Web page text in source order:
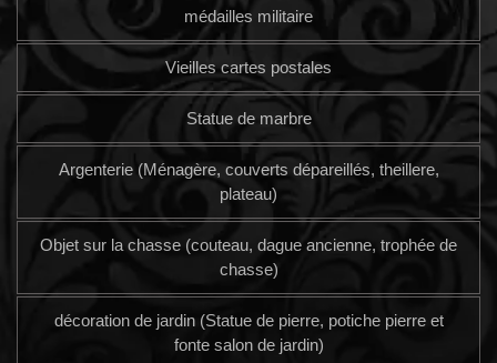
médailles militaire
Vieilles cartes postales
Statue de marbre
Argenterie (Ménagère, couverts dépareillés, theillere,
plateau)
Objet sur la chasse (couteau, dague ancienne, trophée de
chasse)
décoration de jardin (Statue de pierre, potiche pierre et
fonte salon de jardin)